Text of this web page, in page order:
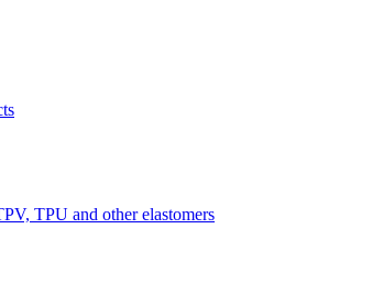
TPU and other elastomers